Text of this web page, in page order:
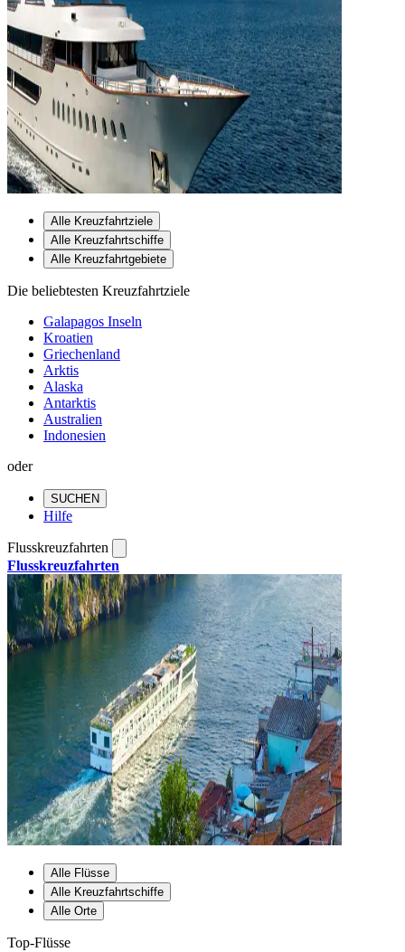
Alle Kreuzfahrtziele
Alle Kreuzfahrtschiffe
Alle Kreuzfahrtgebiete
Die beliebtesten Kreuzfahrtziele
Galapagos Inseln
Kroatien
Griechenland
Arktis
Alaska
Antarktis
Australien
Indonesien
oder
SUCHEN
Hilfe
Flusskreuzfahrten
Flusskreuzfahrten
Alle Flüsse
Alle Kreuzfahrtschiffe
Alle Orte
Top-Flüsse